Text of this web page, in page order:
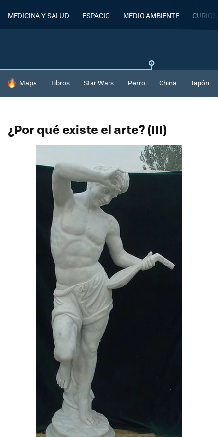
MEDICINA Y SALUD ESPACIO MEDIO AMBIENTE
HOY SE HABLA DE
Mapa Libros Star Wars Perro China Japón
¿Por qué existe el arte? (III)